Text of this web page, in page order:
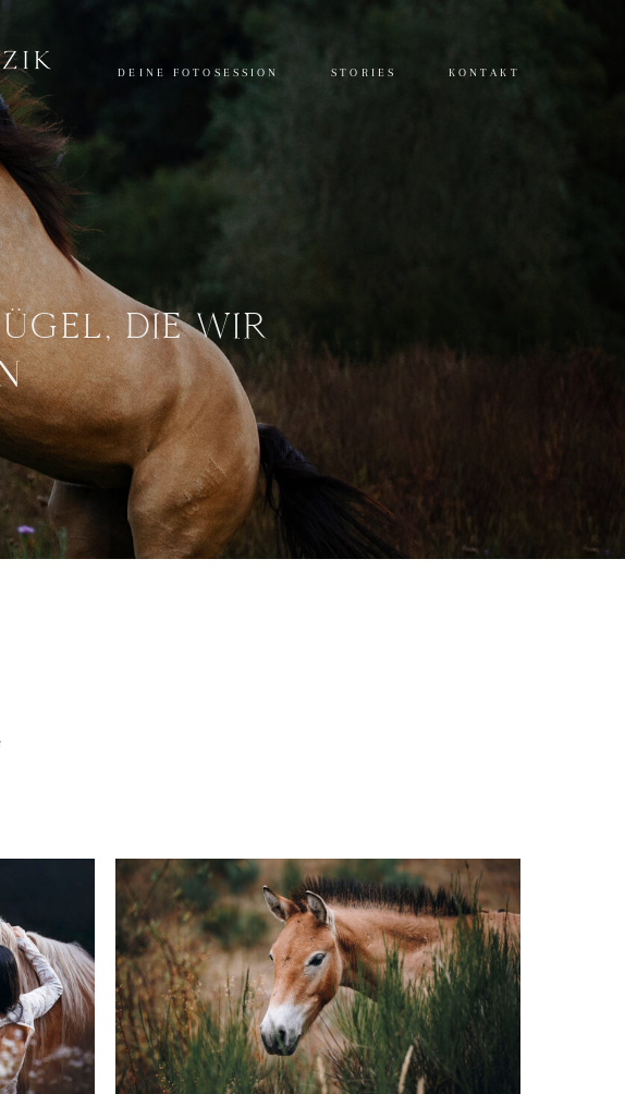
DEINE FOTOSESSION STORIES KONTAKT
DIE WIR